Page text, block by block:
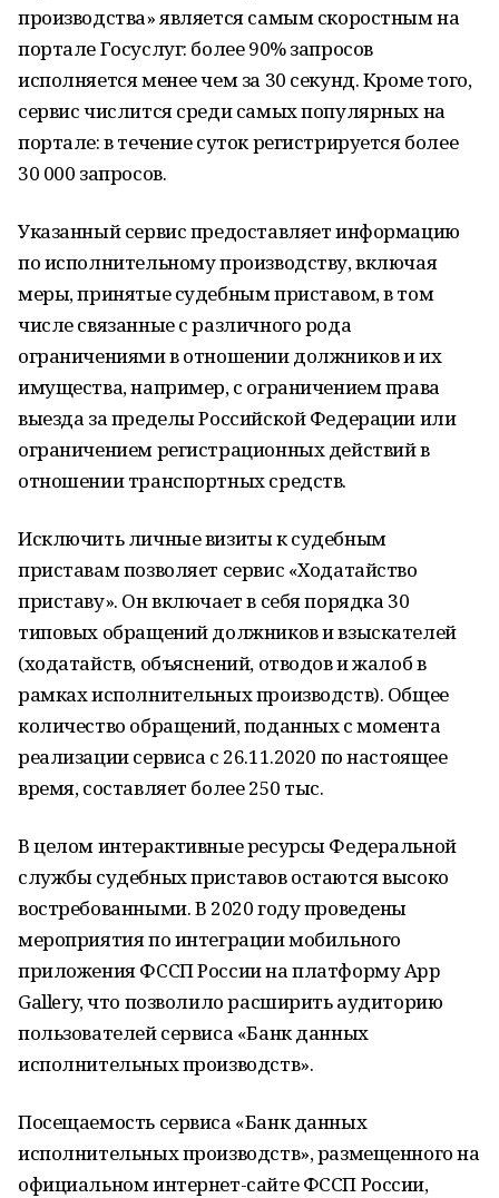
производства» является самым скоростным на
портале Госуслуг: более 90% запросов
исполняется менее чем за 30 секунд. Кроме того,
сервис числится среди самых популярных на
портале: в течение суток регистрируется более
30 000 запросов.
Указанный сервис предоставляет информацию
по исполнительному производству, включая
меры, принятые судебным приставом, в том
числе связанные с различного рода
ограничениями в отношении должников и их
имущества, например, с ограничением права
выезда за пределы Российской Федерации или
ограничением регистрационных действий в
отношении транспортных средств.
Исключить личные визиты к судебным
приставам позволяет сервис «Ходатайство
приставу». Он включает в себя порядка 30
типовых обращений должников и взыскателей
(ходатайств, объяснений, отводов и жалоб в
рамках исполнительных производств). Общее
количество обращений, поданных с момента
реализации сервиса с 26.11.2020 по настоящее
время, составляет более 250 тыс.
В целом интерактивные ресурсы Федеральной
службы судебных приставов остаются высоко
востребованными. В 2020 году проведены
мероприятия по интеграции мобильного
приложения ФССП России на платформу App
Gallery, что позволило расширить аудиторию
пользователей сервиса «Банк данных
исполнительных производств».
Посещаемость сервиса «Банк данных
исполнительных производств», размещенного на
официальном интернет-сайте ФССП России,